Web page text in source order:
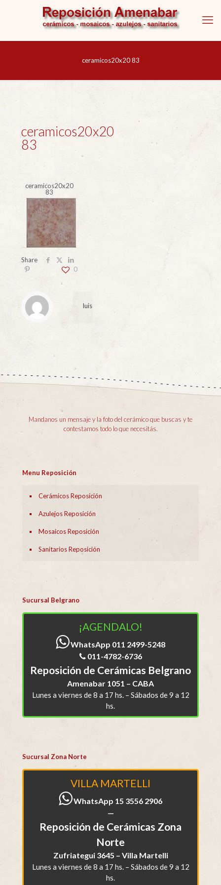
ceramicos20x20 83
ceramicos20x20
83
ceramicos20x20
83
Share
0
luis
Mandanos un mensaje y la foto del cerámico que buscas y te
contestamos todo lo que necesitás.
Menu Reposición
Cerámicos Reposición
Azulejos Reposición
Mosaicos Reposición
Sanitarios Reposición
Sucursal Belgrano
¡AGENDALO!
WhatsApp 011 2499-5248
011-4782-6736
Reposición de Cerámicas Belgrano
Amenabar 1051 – CABA
Lunes a viernes de 8 a 17 hs. – Sábados de 9 a 12
hs.
Sucursal Zona Norte
VILLA MARTELLI
WhatsApp 15 3556 2906
—
Reposición de Cerámicas Zona
Norte
Zufriategui 3645 – Villa Martelli
Lunes a viernes de 8 a 17 hs. – Sábados de 9 a 12
hs.